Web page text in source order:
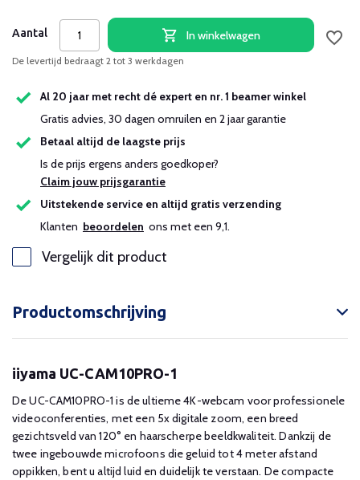
Aantal In winkelwagen
De levertijd bedraagt 2 tot 3 werkdagen
Al 20 jaar met recht dé expert en nr. 1 beamer winkel
Gratis advies, 30 dagen omruilen en 2 jaar garantie
Betaal altijd de laagste prijs
Is de prijs ergens anders goedkoper?
Claim jouw prijsgarantie
Uitstekende service en altijd gratis verzending
Klanten beoordelen ons met een 9,1.
Vergelijk dit product
Productomschrijving
iiyama UC-CAM10PRO-1
De UC-CAM10PRO-1 is de ultieme 4K-webcam voor professionele
videoconferenties, met een 5x digitale zoom, een breed
gezichtsveld van 120° en haarscherpe beeldkwaliteit. Dankzij de
twee ingebouwde microfoons die geluid tot 4 meter afstand
oppikken, bent u altijd luid en duidelijk te verstaan. De compacte